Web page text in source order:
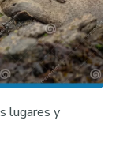
lugares y